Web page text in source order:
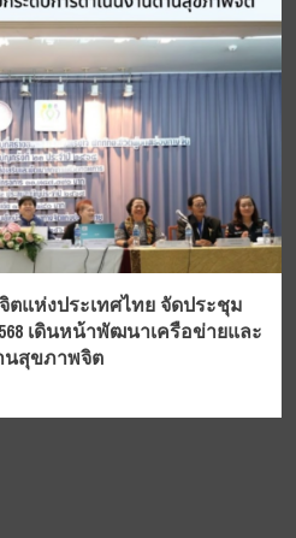
แห่งประเทศไทย จัดประชุม
เดินหน้าพัฒนาเครือข่ายและ
นสุขภาพจิต